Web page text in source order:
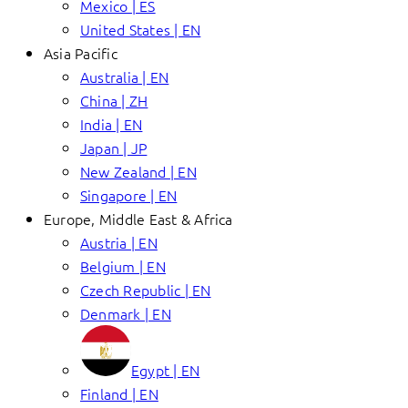
Mexico | ES
United States | EN
Asia Pacific
Australia | EN
China | ZH
India | EN
Japan | JP
New Zealand | EN
Singapore | EN
Europe, Middle East & Africa
Austria | EN
Belgium | EN
Czech Republic | EN
Denmark | EN
Egypt | EN
Finland | EN